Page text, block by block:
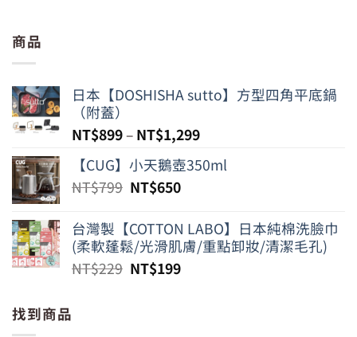
商品
日本【DOSHISHA sutto】方型四角平底鍋
（附蓋）
NT$899– NT$1,299
【CUG】小天鵝壺350ml
NT$799 原
價
格：
NT$799。
NT$650目
價
格：
NT$650。
台灣製【COTTON LABO】日本純棉洗臉巾
(柔軟蓬鬆/光滑肌膚/重點卸妝/清潔毛孔)
NT$229 原
NT$199目
找到商品